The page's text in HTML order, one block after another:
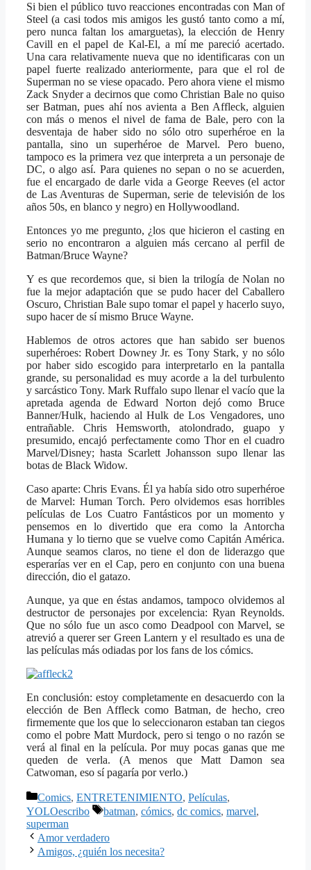
Si bien el público tuvo reacciones encontradas con Man of
Steel (a casi todos mis amigos les gustó tanto como a mí,
pero nunca faltan los amarguetas), la elección de Henry
Cavill en el papel de Kal-El, a mí me pareció acertado.
Una cara relativamente nueva que no identificaras con un
papel fuerte realizado anteriormente, para que el rol de
Superman no se viese opacado. Pero ahora viene el mismo
Zack Snyder a decirnos que como Christian Bale no quiso
ser Batman, pues ahí nos avienta a Ben Affleck, alguien
con más o menos el nivel de fama de Bale, pero con la
desventaja de haber sido no sólo otro superhéroe en la
pantalla, sino un superhéroe de Marvel. Pero bueno,
tampoco es la primera vez que interpreta a un personaje de
DC, o algo así. Para quienes no sepan o no se acuerden,
fue el encargado de darle vida a George Reeves (el actor
de Las Aventuras de Superman, serie de televisión de los
años 50s, en blanco y negro) en Hollywoodland.
Entonces yo me pregunto, ¿los que hicieron el casting en
serio no encontraron a alguien más cercano al perfil de
Batman/Bruce Wayne?
Y es que recordemos que, si bien la trilogía de Nolan no
fue la mejor adaptación que se pudo hacer del Caballero
Oscuro, Christian Bale supo tomar el papel y hacerlo suyo,
supo hacer de sí mismo Bruce Wayne.
Hablemos de otros actores que han sabido ser buenos
superhéroes: Robert Downey Jr. es Tony Stark, y no sólo
por haber sido escogido para interpretarlo en la pantalla
grande, su personalidad es muy acorde a la del turbulento
y sarcástico Tony. Mark Ruffalo supo llenar el vacío que la
apretada agenda de Edward Norton dejó como Bruce
Banner/Hulk, haciendo al Hulk de Los Vengadores, uno
entrañable. Chris Hemsworth, atolondrado, guapo y
presumido, encajó perfectamente como Thor en el cuadro
Marvel/Disney; hasta Scarlett Johansson supo llenar las
botas de Black Widow.
Caso aparte: Chris Evans. Él ya había sido otro superhéroe
de Marvel: Human Torch. Pero olvidemos esas horribles
películas de Los Cuatro Fantásticos por un momento y
pensemos en lo divertido que era como la Antorcha
Humana y lo tierno que se vuelve como Capitán América.
Aunque seamos claros, no tiene el don de liderazgo que
esperarías ver en el Cap, pero en conjunto con una buena
dirección, dio el gatazo.
Aunque, ya que en éstas andamos, tampoco olvidemos al
destructor de personajes por excelencia: Ryan Reynolds.
Que no sólo fue un asco como Deadpool con Marvel, se
atrevió a querer ser Green Lantern y el resultado es una de
las películas más odiadas por los fans de los cómics.
En conclusión: estoy completamente en desacuerdo con la
elección de Ben Affleck como Batman, de hecho, creo
firmemente que los que lo seleccionaron estaban tan ciegos
como el pobre Matt Murdock, pero si tengo o no razón se
verá al final en la película. Por muy pocas ganas que me
queden de verla. (A menos que Matt Damon sea
Catwoman, eso sí pagaría por verlo.)
Categorías
Comics, ENTRETENIMIENTO, Películas,
YOLOescribo
Etiquetas
batman, cómics, dc comics, marvel,
superman
Amor verdadero
Amigos, ¿quién los necesita?